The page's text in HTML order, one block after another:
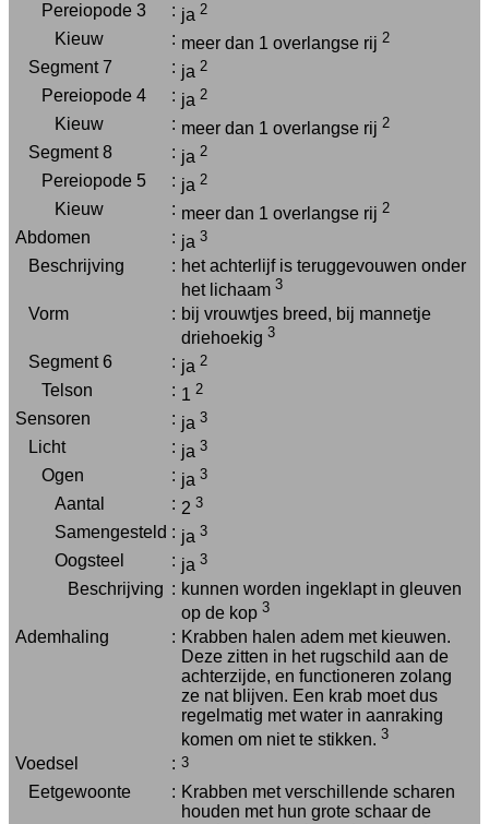
Pereiopode 3 : ja 2
Kieuw : meer dan 1 overlangse rij 2
Segment 7 : ja 2
Pereiopode 4 : ja 2
Kieuw : meer dan 1 overlangse rij 2
Segment 8 : ja 2
Pereiopode 5 : ja 2
Kieuw : meer dan 1 overlangse rij 2
Abdomen : ja 3
Beschrijving : het achterlijf is teruggevouwen onder
het lichaam 3
Vorm : bij vrouwtjes breed, bij mannetje
driehoekig 3
Segment 6 : ja 2
Telson : 1 2
Sensoren : ja 3
Licht : ja 3
Ogen : ja 3
Aantal : 2 3
Samengesteld : ja 3
Oogsteel : ja 3
Beschrijving : kunnen worden ingeklapt in gleuven
op de kop 3
Ademhaling : Krabben halen adem met kieuwen.
Deze zitten in het rugschild aan de
achterzijde, en functioneren zolang
ze nat blijven. Een krab moet dus
regelmatig met water in aanraking
komen om niet te stikken. 3
Voedsel : 3
Eetgewoonte : Krabben met verschillende scharen
houden met hun grote schaar de